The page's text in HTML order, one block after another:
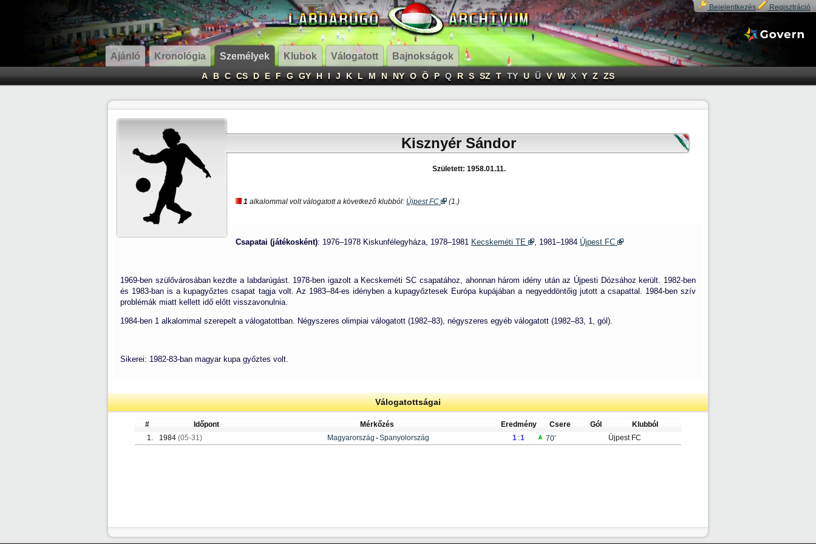
Bejelentkezés Regisztráció
Ajánló Kronológia Személyek Klubok Válogatott Bajnokságok
A B C CS D E F G GY H I J K L M N NY O Ö P Q R S SZ T TY U Ü V W X Y Z ZS
Kisznyér Sándor
Született: 1958.01.11.
1 alkalommal volt válogatott a következő klubból: Újpest FC (1.)
Csapatai (játékosként): 1976–1978 Kiskunfélegyháza, 1978–1981 Kecskeméti TE , 1981–1984 Újpest FC
1969-ben szülővárosában kezdte a labdarúgást. 1978-ben igazolt a Kecskeméti SC csapatához, ahonnan három idény után az Újpesti Dózsához került. 1982-ben
és 1983-ban is a kupagyőztes csapat tagja volt. Az 1983–84-es idényben a kupagyőztesek Európa kupájában a negyeddöntőig jutott a csapattal. 1984-ben szív
problémák miatt kellett idő előtt visszavonulnia.
1984-ben 1 alkalommal szerepelt a válogatottban. Négyszeres olimpiai válogatott (1982–83), négyszeres egyéb válogatott (1982–83, 1, gól).
Sikerei: 1982-83-ban magyar kupa győztes volt.
Válogatottságai
# Időpont Mérkőzés Eredmény Csere Gól
Klubból
1.
1984 (05-31) Magyarország -Spanyolország 1 :1 70' Újpest FC